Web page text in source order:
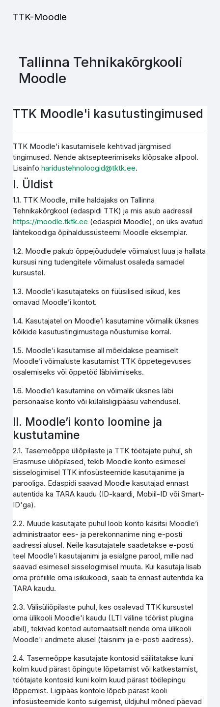
TTK-Moodle
Tallinna Tehnikakõrgkooli
Moodle
TTK Moodle'i kasutustingimused
TTK Moodle'i kasutamisele kehtivad järgmised
tingimused. Nende aktsepteerimiseks klõpsake allpool.
Lisainfoharidustehnoloogid@tktk.ee.
I. Üldist
1.1. TTK Moodle, mille haldajaks on Tallinna
Tehnikakõrgkool (edaspidi TTK) ja mis asub aadressil
https://moodle.tktk.ee (edaspidi Moodle), on üks avatud
lähtekoodiga õpihaldussüsteemi Moodle eksemplar.
1.2. Moodle pakub õppejõududele võimalust luua ja hallata
kursusi ning tudengitele võimalust osaleda samadel
kursustel.
1.3. Moodle’i kasutajateks on füüsilised isikud, kes
omavad Moodle’i kontot.
1.4. Kasutajatel on Moodle’i kasutamine võimalik üksnes
kõikide kasutustingimustega nõustumise korral.
1.5. Moodle’i kasutamise all mõeldakse peamiselt
Moodle’i võimaluste kasutamist TTK õppetegevuses
osalemiseks või õppetöö läbiviimiseks.
1.6. Moodle’i kasutamine on võimalik üksnes läbi
personaalse konto või külalisligipääsu vahendusel.
II. Moodle’i konto loomine ja
kustutamine
2.1. Tasemeõppe üliõpilaste ja TTK töötajate puhul, sh
Erasmuse üliõpilased, tekib Moodle konto esimesel
sisselogimisel TTK infosüsteemide kasutajanime ja
parooliga. Edaspidi saavad Moodle kasutajad ennast
autentida ka TARA kaudu (ID-kaardi, Mobiil-ID või Smart-
ID'ga).
2.2. Muude kasutajate puhul loob konto käsitsi Moodle’i
administraator ees- ja perekonnanime ning e-posti
aadressi alusel. Neile kasutajatele saadetakse e-posti
teel Moodle’i kasutajanimi ja esialgne parool, mille nad
saavad esimesel sisselogimisel muuta. Kui kasutaja lisab
oma profiilile oma isikukoodi, saab ta ennast autentida ka
TARA kaudu.
2.3. Välisüliõpilaste puhul, kes osalevad TTK kursustel
oma ülikooli Moodle'i kaudu (LTI väline tööriist plugina
abil), tekivad kontod automaatselt nende oma ülikooli
Moodle'i andmete alusel (täisnimi ja e-posti aadress).
2.4. Tasemeõppe kasutajate kontosid säilitatakse kuni
kolm kuud pärast õpingute lõpetamist või katkestamist,
töötajate kontosid kuni kolm kuud pärast töölepingu
lõppemist. Ligipääs kontole lõpeb pärast kooli
infosüsteemide konto sulgemist, üldjuhul mõned päevad